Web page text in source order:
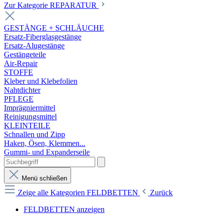
Zur Kategorie REPARATUR
GESTÄNGE + SCHLÄUCHE
Ersatz-Fiberglasgestänge
Ersatz-Alugestänge
Gestängeteile
Air-Repair
STOFFE
Kleber und Klebefolien
Nahtdichter
PFLEGE
Imprägniermittel
Reinigungsmittel
KLEINTEILE
Schnallen und Zipp
Haken, Ösen, Klemmen...
Gummi- und Expanderseile
Menü schließen
Zeige alle Kategorien FELDBETTEN
Zurück
FELDBETTEN anzeigen